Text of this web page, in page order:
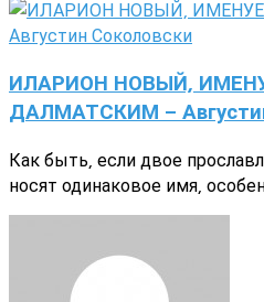
ИЛАРИОН НОВЫЙ,
ДАЛМАТСКИМ -
Как быть, если двое
носят одинаковое имя,